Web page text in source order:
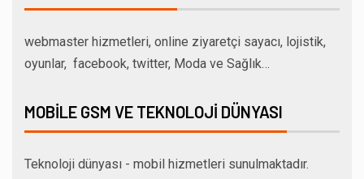
webmaster hizmetleri, online ziyaretçi sayacı, lojistik,
oyunlar, facebook, twitter, Moda ve Sağlık…
MOBILE GSM VE TEKNOLOJI DÜNYASI
Teknoloji dünyası - mobil hizmetleri sunulmaktadır.